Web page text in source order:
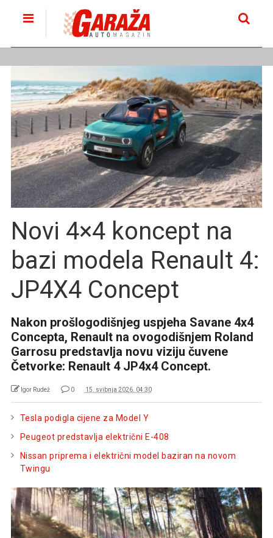
Novi 4×4 koncept na
bazi modela Renault 4:
JP4X4 Concept
Nakon prošlogodišnjeg uspjeha Savane 4x4
Concepta, Renault na ovogodišnjem Roland
Garrosu predstavlja novu viziju čuvene
Četvorke: Renault 4 JP4x4 Concept.
Igor Rudež 0 15. svibnja 2026. 04:30
Tesla podigla cijene za Model Y
Peugeot predstavlja električni E-408
Nissan priprema i električni model baziran na novom
Twingu